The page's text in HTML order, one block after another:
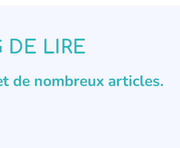
DE LIRE
de nombreux articles.